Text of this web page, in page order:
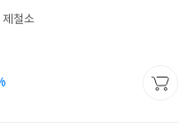
제철소